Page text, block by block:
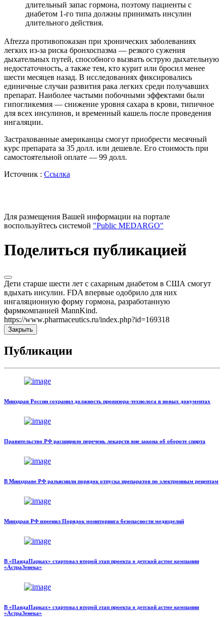
длительный запас гормона, поэтому пациенты с
диабетом 1-го типа должны принимать инсулин
длительного действия.
Afrezza противопоказан при хронических заболеваниях
легких из-за риска бронхоспазма — резкого сужения
дыхательных путей, способного вызвать острую дыхательную
недостаточность, а также тем, кто курит или бросил менее
шести месяцев назад. В исследованиях фиксировались
единичные случаи развития рака легких среди получавших
препарат. Наиболее частыми побочными эффектами были
гипогликемия — снижение уровня сахара в крови, типичное
для всех инсулинов, и временный кашель после проведения
ингаляции.
Застрахованные американцы смогут приобрести месячный
курс препарата за 35 долл. или дешевле. Его стоимость при
самостоятельной оплате — 99 долл.
Источник : Ссылка
Для размещения Вашей информации на портале
воспользуйтесь системой "Public MEDARGO"
Поделиться публикацией
Дети старше шести лет с сахарным диабетом в США смогут
вдыхать инсулин. FDA впервые одобрило для них
ингаляционную форму гормона, разработанную
фармкомпанией MannKind.
https://www.pharmaceutics.ru/index.php?id=169318
Закрыть
Публикации
Минздрав России сохранил должность провизора-технолога в новых документах
Правительство РФ расширило перечень лекарств вне закона об обороте спирта
В Минздраве РФ разъяснили порядок отпуска препаратов по электронным рецептам
Минздрав РФ изменил Порядок мониторинга безопасности медизделий
В «ПандаПарках» стартовал второй этап проекта о детской астме компании
«АстраЗенека»
В «ПандаПарках» стартовал второй этап проекта о детской астме компании
«АстраЗенека»